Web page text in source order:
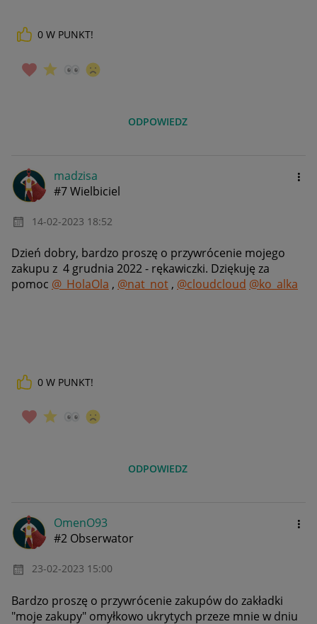
0 W PUNKT!
ODPOWIEDZ
madzisa
#7 Wielbiciel
‎14-02-2023 18:52
Dzień dobry, bardzo proszę o przywrócenie mojego
zakupu z 4 grudnia 2022 - rękawiczki. Dziękuję za
pomoc @_HolaOla , @nat_not , @cloudcloud @ko_alka
0 W PUNKT!
ODPOWIEDZ
OmenO93
#2 Obserwator
‎23-02-2023 15:00
Bardzo proszę o przywrócenie zakupów do zakładki
"moje zakupy" omyłkowo ukrytych przeze mnie w dniu